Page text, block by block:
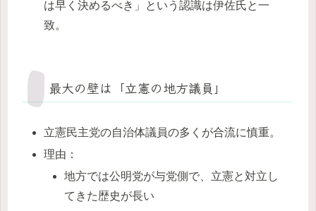
は早く決めるべき」という認識は伊佐氏と一
致。
最大の壁は「立憲の地方議員」
立憲民主党の自治体議員の多くが合流に慎重。
理由：
地方では公明党が与党側で、立憲と対立し
てきた歴史が長い